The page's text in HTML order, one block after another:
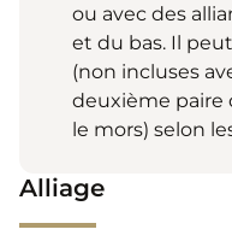
ou avec des
et du bas. Il
(non incluses
deuxième paire
le mors) selon
Alliage